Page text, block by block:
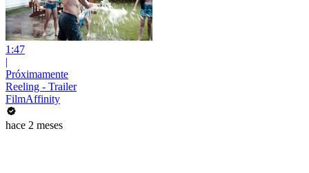
1:47
|
Próximamente
Reeling - Trailer
FilmAffinity
hace 2 meses